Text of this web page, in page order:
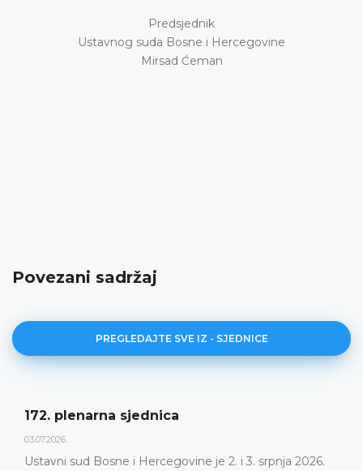
Predsjednik
Ustavnog suda Bosne i Hercegovine
Mirsad Ćeman
Povezani sadržaj
PREGLEDAJTE SVE IZ - SJEDNICE
172. plenarna sjednica
03.07.2026.
Ustavni sud Bosne i Hercegovine je 2. i 3. srpnja 2026.